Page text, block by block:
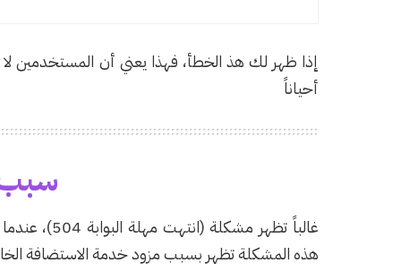
إذا ظهر لك هذ الخطأ، فهذا يعني أن المستخدمين
أحياناً
غالباً تظهر
هذه المشكلة تظهر بسبب مزود خدمة الاستضافة